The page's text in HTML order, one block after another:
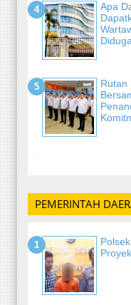
Apa
Rutan
-
PEMERINTAH